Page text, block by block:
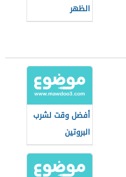
الظهر
أفضل وقت لشرب
البروتين